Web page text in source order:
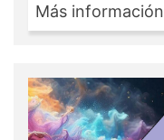
Más información